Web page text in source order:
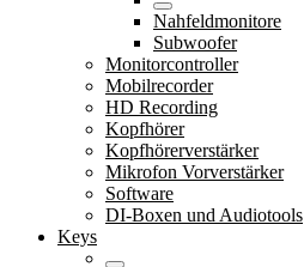
Nahfeldmonitore
Subwoofer
Monitorcontroller
Mobilrecorder
HD Recording
Kopfhörer
Kopfhörerverstärker
Mikrofon Vorverstärker
Software
DI-Boxen und Audiotools
Keys